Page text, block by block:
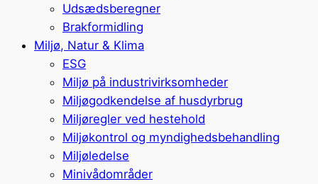
Udsædsberegner
Brakformidling
Miljø, Natur & Klima
ESG
Miljø på industrivirksomheder
Miljøgodkendelse af husdyrbrug
Miljøregler ved hestehold
Miljøkontrol og myndighedsbehandling
Miljøledelse
Minivådområder